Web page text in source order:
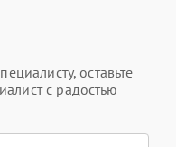
оставьте
с радостью